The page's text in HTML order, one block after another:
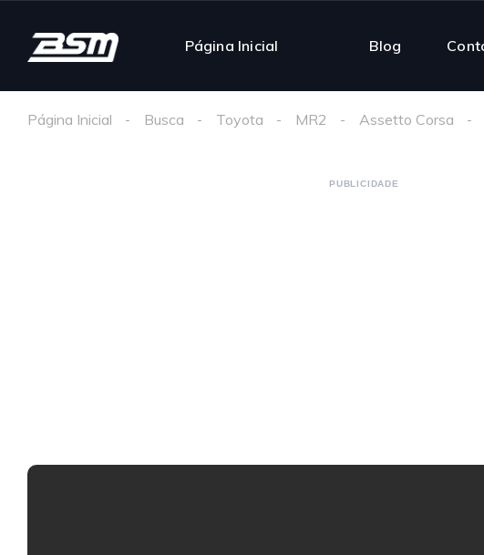
Página Inicial Blog
Página Inicial Busca Toyota MR2 Assetto Corsa
PUBLICIDADE